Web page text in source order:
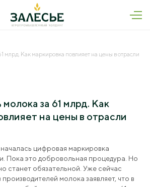
млрд. Как маркировка повлияет на цены в отрасли
за 61 млрд. Как
на цены в отрасли
цифровая маркировка
Пока это добровольная процедура. Но
станет обязательной. Уже сейчас
молока заявляет, что в